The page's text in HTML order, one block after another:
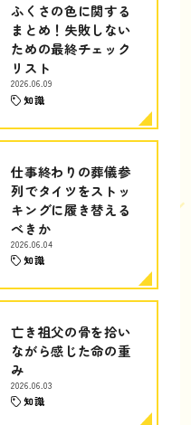
ふくさの色に関する
まとめ！失敗しない
ための最終チェック
リスト
2026.06.09
知識
仕事終わりの葬儀参
列でタイツをストッ
キングに履き替える
べきか
2026.06.04
知識
亡き祖父の骨を拾い
ながら感じた命の重
み
2026.06.03
知識